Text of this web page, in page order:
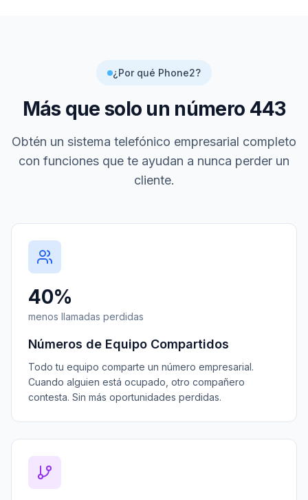
¿Por qué Phone2?
Más que solo un número 443
Obtén un sistema telefónico empresarial completo
con funciones que te ayudan a nunca perder un
cliente.
40%
menos llamadas perdidas
Números de Equipo Compartidos
Todo tu equipo comparte un número empresarial.
Cuando alguien está ocupado, otro compañero
contesta. Sin más oportunidades perdidas.